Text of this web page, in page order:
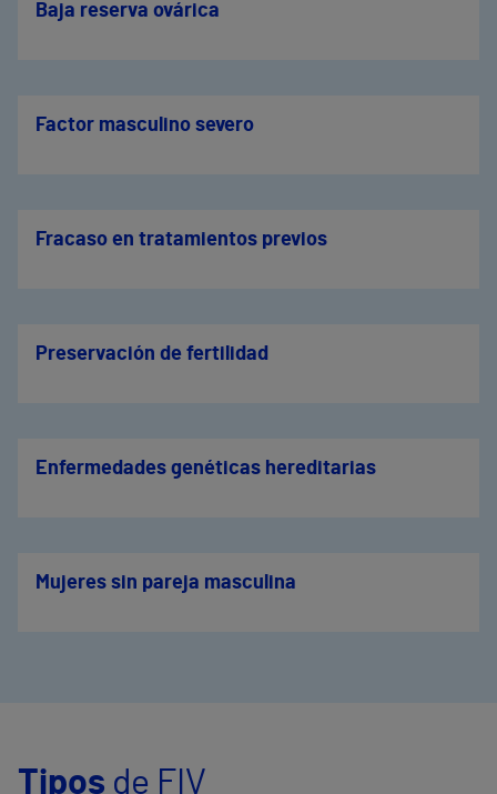
Baja reserva ovárica
Factor masculino severo
Fracaso en tratamientos previos
Preservación de fertilidad
Enfermedades genéticas hereditarias
Mujeres sin pareja masculina
Tipos de FIV